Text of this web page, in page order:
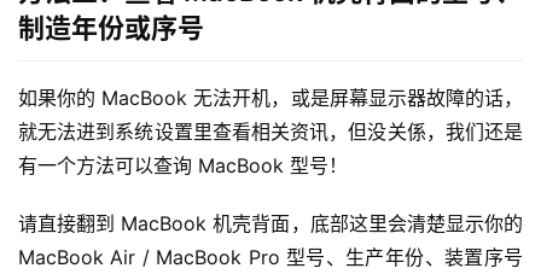
制造年份或序号
如果你的 MacBook 无法开机，或是屏幕显示器故障的话，
就无法进到系统设置里查看相关资讯，但没关係，我们还是
有一个方法可以查询 MacBook 型号！
请直接翻到 MacBook 机壳背面，底部这里会清楚显示你的
MacBook Air / MacBook Pro 型号、生产年份、装置序号